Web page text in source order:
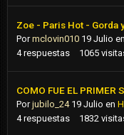
Zoe - Paris Hot - Gorda
Pormclovin010 19 Julio en
4 respuestas 1065
COMO FUE EL PRIMER
Porjubilo_24 19 Julio en
4 respuestas 1832